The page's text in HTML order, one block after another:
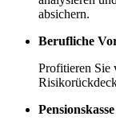
absichern.
Berufliche
Profitieren Sie